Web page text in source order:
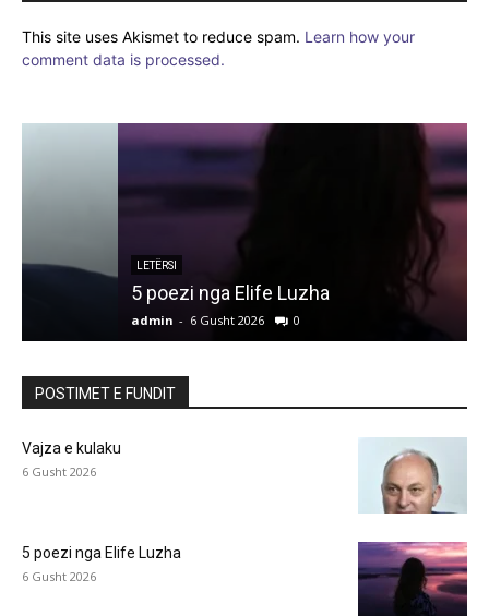
This site uses Akismet to reduce spam. Learn how your
comment data is processed.
LETËRSI
5 poezi nga Elife Luzha
6 Gusht 2026 0
POSTIMET E FUNDIT
Vajza e kulaku
6 Gusht 2026
5 poezi nga Elife Luzha
6 Gusht 2026